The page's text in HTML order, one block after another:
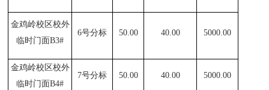
金鸡岭校区校外
临时门面B3#
6号分标 50.00 40.00 5000.00
金鸡岭校区校外
临时门面B4#
7号分标 50.00 40.00 5000.00